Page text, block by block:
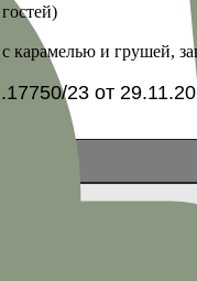
карамелью и грушей,
23 от